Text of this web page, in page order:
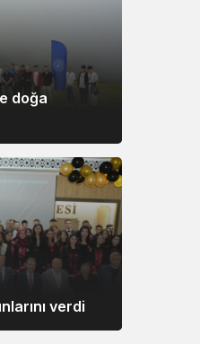
doğa
verdi